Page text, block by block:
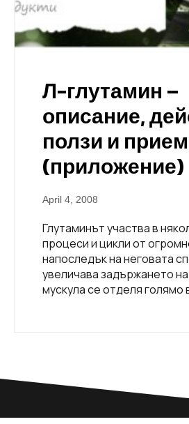
Л-глутамин –
описание,
ползи и прием
(приложение)
April 4, 2008
Глутаминът участва в
процеси и цикли от
напоследък на неговата
увеличава задържането
мускула се отделя голямо